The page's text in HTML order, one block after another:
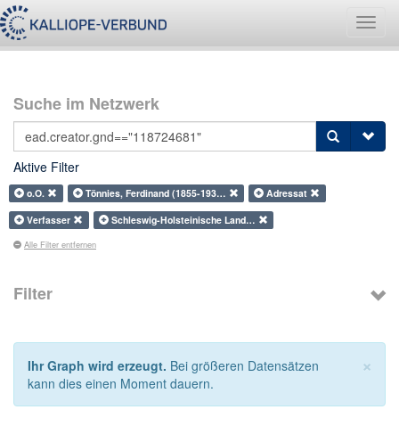
Suche im Netzwerk
Aktive Filter
o.O. Tönnies, Ferdinand (1855-193…
Adressat
Verfasser
Schleswig-Holsteinische Land…
Alle Filter entfernen
Filter
×
Ihr Graph wird erzeugt. Bei größeren Datensätzen
kann dies einen Moment dauern.